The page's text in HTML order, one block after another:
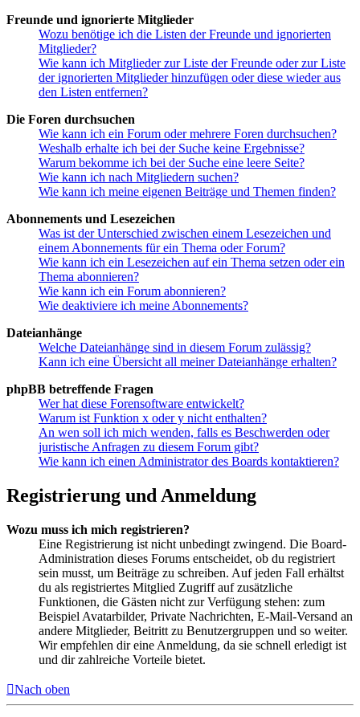
Freunde und ignorierte Mitglieder
Wozu benötige ich die Listen der Freunde und ignorierten
Mitglieder?
Wie kann ich Mitglieder zur Liste der Freunde oder zur Liste
der ignorierten Mitglieder hinzufügen oder diese wieder aus
den Listen entfernen?
Die Foren durchsuchen
Wie kann ich ein Forum oder mehrere Foren durchsuchen?
Weshalb erhalte ich bei der Suche keine Ergebnisse?
Warum bekomme ich bei der Suche eine leere Seite?
Wie kann ich nach Mitgliedern suchen?
Wie kann ich meine eigenen Beiträge und Themen finden?
Abonnements und Lesezeichen
Was ist der Unterschied zwischen einem Lesezeichen und
einem Abonnements für ein Thema oder Forum?
Wie kann ich ein Lesezeichen auf ein Thema setzen oder ein
Thema abonnieren?
Wie kann ich ein Forum abonnieren?
Wie deaktiviere ich meine Abonnements?
Dateianhänge
Welche Dateianhänge sind in diesem Forum zulässig?
Kann ich eine Übersicht all meiner Dateianhänge erhalten?
phpBB betreffende Fragen
Wer hat diese Forensoftware entwickelt?
Warum ist Funktion x oder y nicht enthalten?
An wen soll ich mich wenden, falls es Beschwerden oder
juristische Anfragen zu diesem Forum gibt?
Wie kann ich einen Administrator des Boards kontaktieren?
Registrierung und Anmeldung
Wozu muss ich mich registrieren?
Eine Registrierung ist nicht unbedingt zwingend. Die Board-
Administration dieses Forums entscheidet, ob du registriert
sein musst, um Beiträge zu schreiben. Auf jeden Fall erhältst
du als registriertes Mitglied Zugriff auf zusätzliche
Funktionen, die Gästen nicht zur Verfügung stehen: zum
Beispiel Avatarbilder, Private Nachrichten, E-Mail-Versand an
andere Mitglieder, Beitritt zu Benutzergruppen und so weiter.
Wir empfehlen dir eine Anmeldung, da sie schnell erledigt ist
und dir zahlreiche Vorteile bietet.
Nach oben